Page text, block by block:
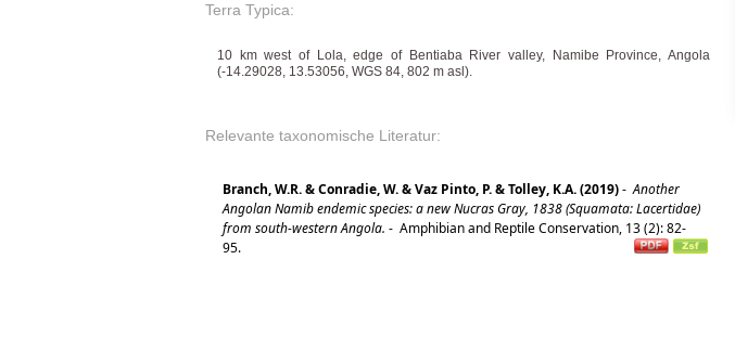
Terra Typica:
10 km west of Lola, edge of Bentiaba River valley, Namibe Province, Angola
(-14.29028, 13.53056, WGS 84, 802 m asl).
Relevante taxonomische Literatur:
Branch, W.R. & Conradie, W. & Vaz Pinto, P. & Tolley, K.A. (2019)- Another
Angolan Namib endemic species: a new Nucras Gray, 1838 (Squamata: Lacertidae)
from south-western Angola. - Amphibian and Reptile Conservation, 13 (2): 82-
95.